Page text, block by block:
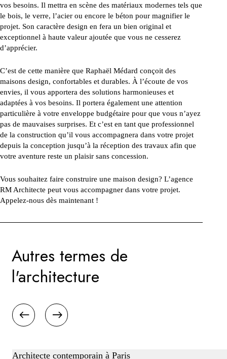
vos besoins. Il mettra en scène des matériaux modernes tels que
le bois, le verre, l’acier ou encore le béton pour magnifier le
projet. Son caractère design en fera un bien original et
exceptionnel à haute valeur ajoutée que vous ne cesserez
d’apprécier.
C’est de cette manière que Raphaël Médard conçoit des
maisons design, confortables et durables. À l’écoute de vos
envies, il vous apportera des solutions harmonieuses et
adaptées à vos besoins. Il portera également une attention
particulière à votre enveloppe budgétaire pour que vous n’ayez
pas de mauvaises surprises. Et c’est en tant que professionnel
de la construction qu’il vous accompagnera dans votre projet
depuis la conception jusqu’à la réception des travaux afin que
votre aventure reste un plaisir sans concession.
Vous souhaitez faire construire une maison design? L’agence
RM Architecte peut vous accompagner dans votre projet.
Appelez-nous dès maintenant !
Autres termes de
l'architecture
Architecte contemporain à Paris